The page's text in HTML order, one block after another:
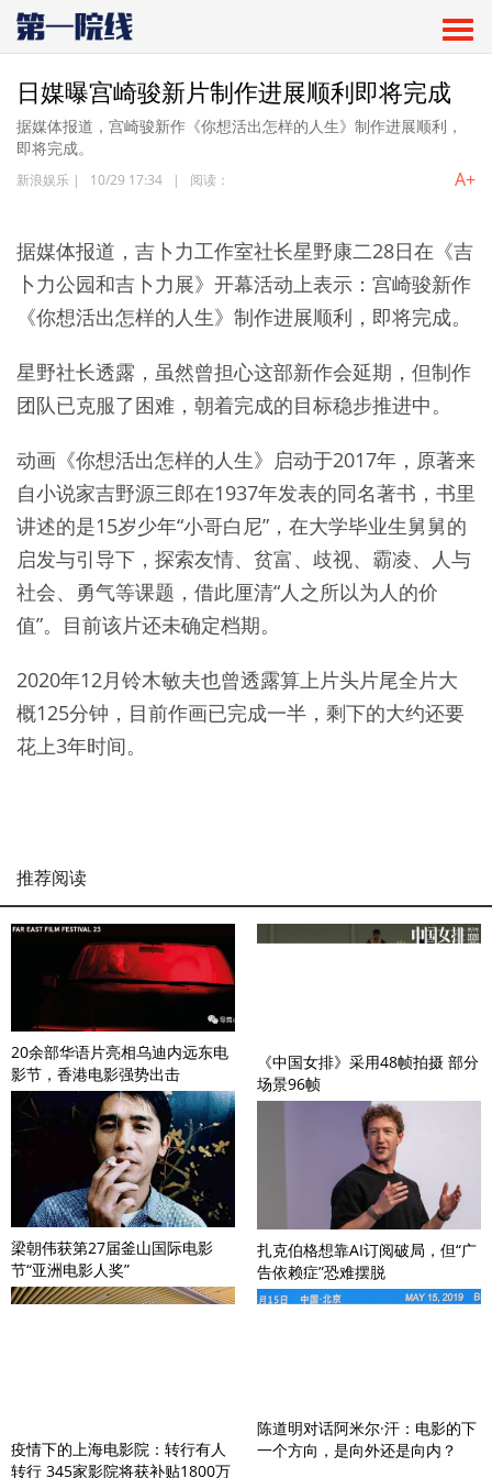
日媒曝宫崎骏新片制作进展顺利即将完成
据媒体报道，宫崎骏新作《你想活出怎样的人生》制作进展顺利，
即将完成。
新浪娱乐 | 10/29 17:34 | 阅读： A+
据媒体报道，吉卜力工作室社长星野康二28日在《吉
卜力公园和吉卜力展》开幕活动上表示：宫崎骏新作
《你想活出怎样的人生》制作进展顺利，即将完成。
星野社长透露，虽然曾担心这部新作会延期，但制作
团队已克服了困难，朝着完成的目标稳步推进中。
动画《你想活出怎样的人生》启动于2017年，原著来
自小说家吉野源三郎在1937年发表的同名著书，书里
讲述的是15岁少年“小哥白尼”，在大学毕业生舅舅的
启发与引导下，探索友情、贫富、歧视、霸凌、人与
社会、勇气等课题，借此厘清“人之所以为人的价
值”。目前该片还未确定档期。
2020年12月铃木敏夫也曾透露算上片头片尾全片大
概125分钟，目前作画已完成一半，剩下的大约还要
花上3年时间。
推荐阅读
20余部华语片亮相乌迪内远东电
影节，香港电影强势出击
梁朝伟获第27届釜山国际电影
节“亚洲电影人奖”
疫情下的上海电影院：转行有人
转行 345家影院将获补贴1800万
《中国女排》采用48帧拍摄 部分
场景96帧
扎克伯格想靠AI订阅破局，但“广
告依赖症”恐难摆脱
陈道明对话阿米尔·汗：电影的下
一个方向，是向外还是向内？